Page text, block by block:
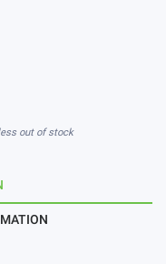
out of stock